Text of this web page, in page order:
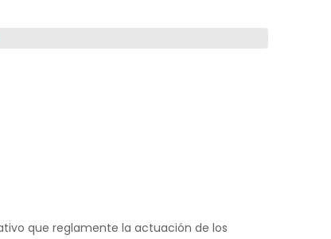
que reglamente la actuación de los